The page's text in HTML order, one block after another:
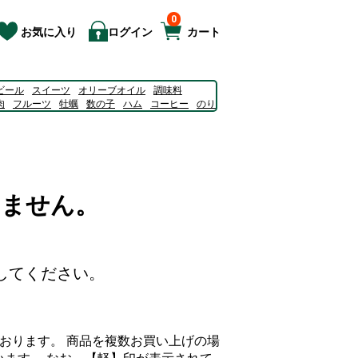
カート
0
お気に入り ログイン
ール スイーツ オリーブオイル
調味料
フルーツ 牡蠣 数の子 ハム コーヒー
のり
せん。
ください。
ります。 商品を複数お買い上げの場